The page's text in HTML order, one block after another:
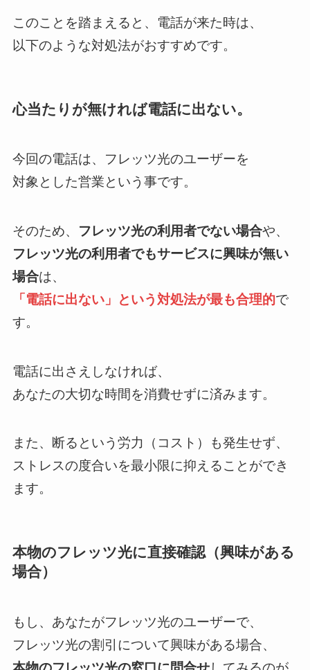
このことを踏まえると、電話が来た時は、
以下のような対処法がおすすめです。
心当たりが無ければ電話に出ない。
今回の電話は、フレッツ光のユーザーを
対象とした営業という事です。
そのため、 フレッツ光の利用者でない場合や、
フレッツ光の利用者でもサービスに興味が無い
場合は、
「電話に出ない」という対処法が最も合理的で
す。
電話に出さえしなければ、
あなたの大切な時間を消費せずに済みます。
また、断るという労力（コスト）も発生せず、
ストレスの度合いを最小限に抑えることができ
ます。
本物のフレッツ光に直接確認（興味がある
場合）
もし、あなたがフレッツ光のユーザーで、
フレッツ光の割引について興味がある場合、